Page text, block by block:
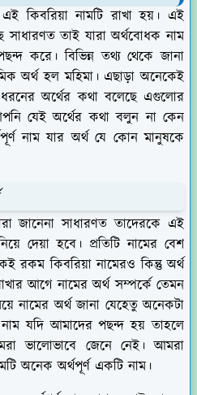
এই কিবরিয়া নামটি রাখা হয়। এই
তাই যারা অর্থবোধক নাম
করে। বিভিন্ন তথ্য থেকে জানা
অর্থ হল মহিমা। এছাড়া অনেকেই
ধরনের অর্থের কথা বলেছে এগুলোর
যেই অর্থের কথা বলুন না কেন
নাম যার অর্থ যে কোন মানুষকে
জানেনা সাধারণত তাদেরকে এই
দেয়া হবে। প্রতিটি নামের বেশ
রকম কিবরিয়া নামেরও কিন্তু অর্থ
আগে নামের অর্থ সম্পর্কে তেমন
নামের অর্থ জানা যেহেতু অনেকটা
যদি আমাদের পছন্দ হয় তাহলে
ভালোভাবে জেনে নেই। আমরা
অনেক অর্থপূর্ণ একটি নাম।